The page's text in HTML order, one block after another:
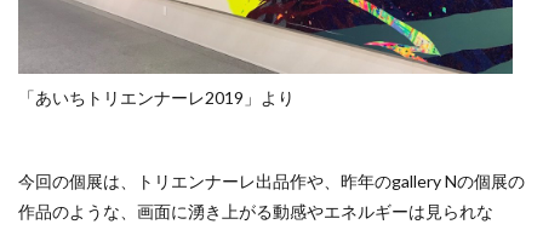
「あいちトリエンナーレ2019」より
今回の個展は、トリエンナーレ出品作や、昨年のgallery Nの個展の
作品のような、画面に湧き上がる動感やエネルギーは見られな